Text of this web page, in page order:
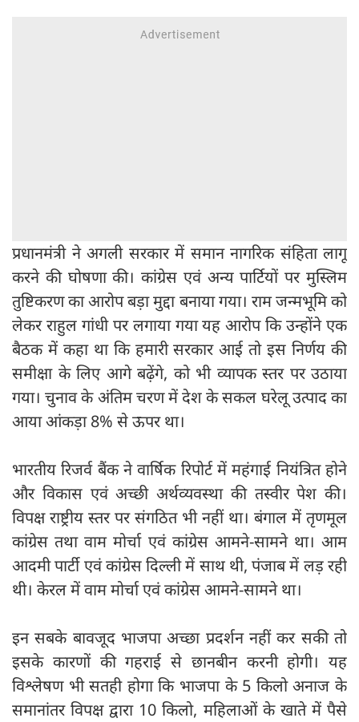
प्रधानमंत्री ने अगली सरकार में समान नागरिक संहिता लागू
करने की घोषणा की। कांग्रेस एवं अन्य पार्टियों पर मुस्लिम
तुष्टिकरण का आरोप बड़ा मुद्दा बनाया गया। राम जन्मभूमि को
लेकर राहुल गांधी पर लगाया गया यह आरोप कि उन्होंने एक
बैठक में कहा था कि हमारी सरकार आई तो इस निर्णय की
समीक्षा के लिए आगे बढ़ेंगे, को भी व्यापक स्तर पर उठाया
गया। चुनाव के अंतिम चरण में देश के सकल घरेलू उत्पाद का
आया आंकड़ा 8% से ऊपर था।
भारतीय रिजर्व बैंक ने वार्षिक रिपोर्ट में महंगाई नियंत्रित होने
और विकास एवं अच्छी अर्थव्यवस्था की तस्वीर पेश की।
विपक्ष राष्ट्रीय स्तर पर संगठित भी नहीं था। बंगाल में तृणमूल
कांग्रेस तथा वाम मोर्चा एवं कांग्रेस आमने-सामने था। आम
आदमी पार्टी एवं कांग्रेस दिल्ली में साथ थी, पंजाब में लड़ रही
थी। केरल में वाम मोर्चा एवं कांग्रेस आमने-सामने था।
इन सबके बावजूद भाजपा अच्छा प्रदर्शन नहीं कर सकी तो
इसके कारणों की गहराई से छानबीन करनी होगी। यह
विश्लेषण भी सतही होगा कि भाजपा के 5 किलो अनाज के
समानांतर विपक्ष द्वारा 10 किलो, महिलाओं के खाते में पैसे